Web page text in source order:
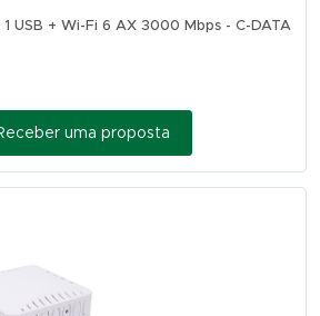
1 USB + Wi-Fi 6 AX 3000 Mbps - C-DATA
uma proposta